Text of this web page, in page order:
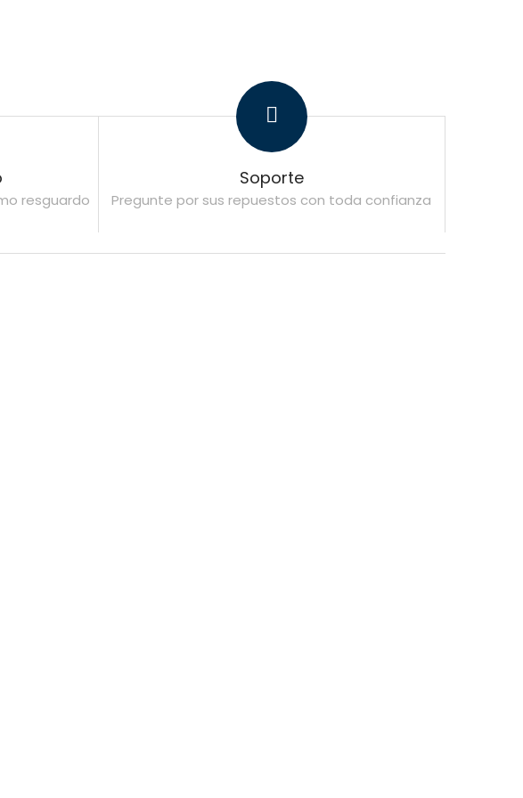
resguardo
Soporte
Pregunte por sus repuestos con toda confianza